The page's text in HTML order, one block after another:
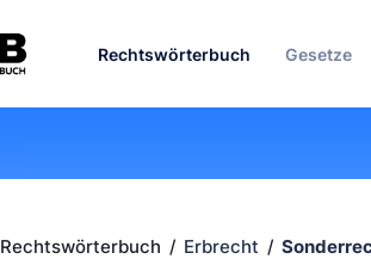
Rechtswörterbuch Gesetze
Rechtswörterbuch Erbrecht